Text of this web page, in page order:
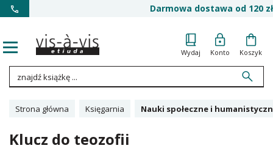
Darmowa dostawa od 120 zł
Wydaj Konto Koszyk
Strona główna Księgarnia Nauki społeczne i
Klucz do teozofii